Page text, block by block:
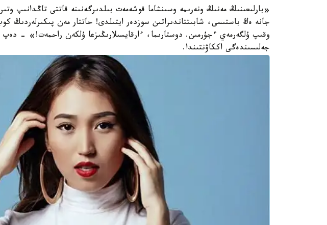
«بارلىعىنىڭ مەنىڭ ونەرىمە وسىنشاما قوشەمەت بىلدىرگەنىنە قاتتى تاڭدانىپ
جانە ەڭ باستىسى، شابىتتاندىراتىن سوزدەر ايتىلدى! حاتتار مەن پىكىرلەردىڭ
وقىپ ۇلگەرمەي ءجۇرمىن. دوستارىما، ءارقايسىلارىڭىزعا ۇلكەن راحمەت!» - دەپ
جەلىسىندەگى اككاۋنتىندا.